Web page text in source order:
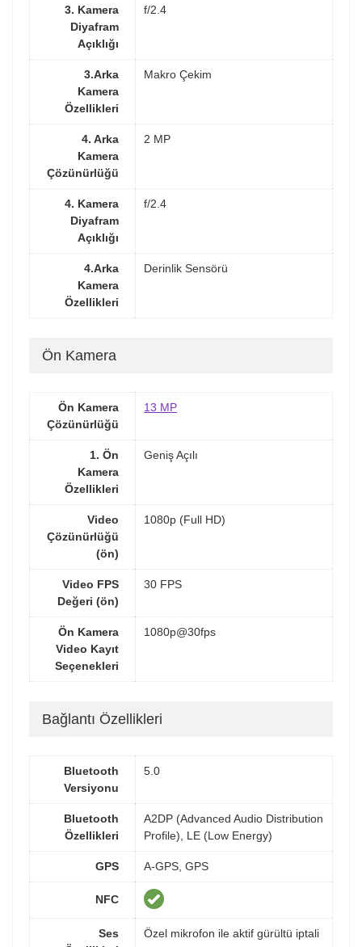
3. Kamera
Diyafram
Açıklığı
f/2.4
3.Arka
Kamera
Özellikleri
Makro Çekim
4. Arka
Kamera
Çözünürlüğü
2 MP
4. Kamera
Diyafram
Açıklığı
f/2.4
4.Arka
Kamera
Özellikleri
Derinlik Sensörü
Ön Kamera
Ön Kamera
Çözünürlüğü
13 MP
1. Ön
Kamera
Özellikleri
Geniş Açılı
Video
Çözünürlüğü
(ön)
1080p (Full HD)
Video FPS
Değeri (ön)
30 FPS
Ön Kamera
Video Kayıt
Seçenekleri
1080p@30fps
Bağlantı Özellikleri
Bluetooth
Versiyonu
5.0
Bluetooth
Özellikleri
A2DP (Advanced Audio Distribution
Profile), LE (Low Energy)
GPS A-GPS, GPS
NFC
Ses
Özel mikrofon ile aktif gürültü iptali